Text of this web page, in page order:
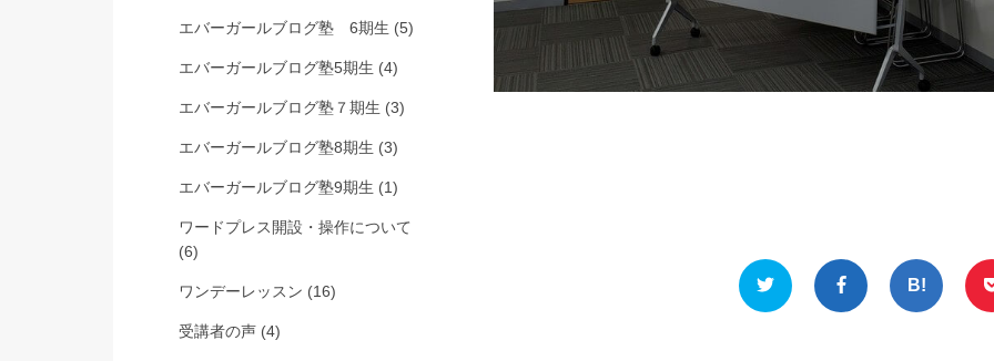
エバーガールブログ塾 6期生 (5)
エバーガールブログ塾5期生 (4)
エバーガールブログ塾７期生 (3)
エバーガールブログ塾8期生 (3)
エバーガールブログ塾9期生 (1)
ワードプレス開設・操作について
(6)
ワンデーレッスン (16)
受講者の声 (4)